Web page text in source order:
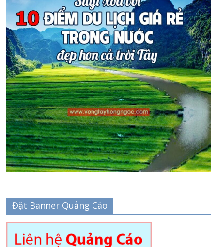
Đặt Banner Quảng Cáo